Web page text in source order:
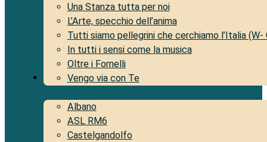
Una Stanza tutta per noi
L’Arte, specchio dell’anima
Tutti siamo pellegrini che cerchiamo l’Italia (W-
In tutti i sensi come la musica
Oltre i Fornelli
Vengo via con Te
Territorio
Albano
ASL RM6
Castelgandolfo